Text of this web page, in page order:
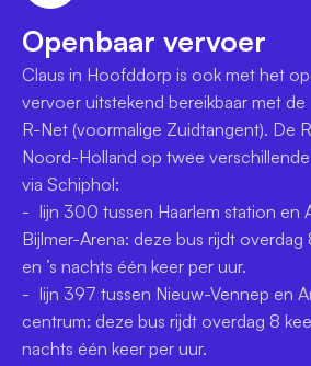
(gelegen in Claus) vier spannende
geschikt voor 2 tot 24 personen waar
minuten uit moet weten te
twee exact dezelfde kamers waardoor
tegelijkertijd tegen elkaar kunnen
Dé plek voor een indrukwekkend
Claus Events biedt oneindig veel
de unieke combinatie van
en overnachtingen voor zowel
particuliere partijen. Claus ligt op
afstand van Schiphol, midden in de
omgeving van het
Openbaar vervoer
Claus in Hoofddorp is ook met het
vervoer uitstekend bereikbaar met de
R-Net (voormalige Zuidtangent). De
Noord-Holland op twee
via Schiphol:
-	lijn 300 tussen Haarlem station en Amsterdam
Bijlmer-Arena: deze bus rijdt overdag
en ’s nachts één keer per uur.
-	lijn 397 tussen Nieuw-Vennep en Amsterdam
centrum: deze bus rijdt overdag 8
nachts één keer per uur.